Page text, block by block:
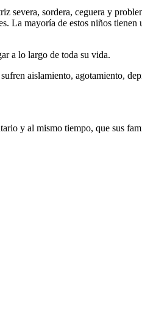
severa, sordera, ceguera y
La mayoría de estos niños
a lo largo de toda su vida.
aislamiento, agotamiento,
y al mismo tiempo, que sus